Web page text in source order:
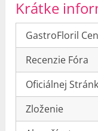
Krátke
GastroFloril
Recenzie Fóra
Oficiálnej
Zloženie